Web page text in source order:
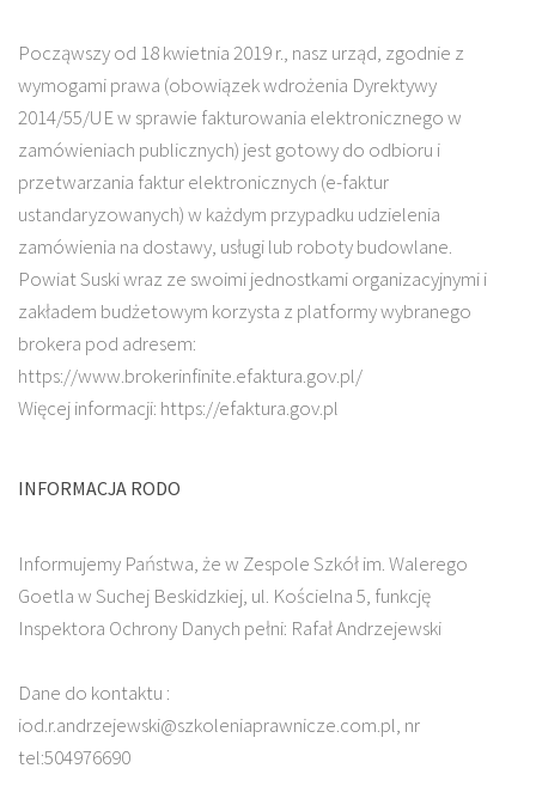
Począwszy od 18 kwietnia 2019 r., nasz urząd, zgodnie z
wymogami prawa (obowiązek wdrożenia Dyrektywy
2014/55/UE w sprawie fakturowania elektronicznego w
zamówieniach publicznych) jest gotowy do odbioru i
przetwarzania faktur elektronicznych (e-faktur
ustandaryzowanych) w każdym przypadku udzielenia
zamówienia na dostawy, usługi lub roboty budowlane.
Powiat Suski wraz ze swoimi jednostkami organizacyjnymi i
zakładem budżetowym korzysta z platformy wybranego
brokera pod adresem:
https://www.brokerinfinite.efaktura.gov.pl/
Więcej informacji: https://efaktura.gov.pl
INFORMACJA RODO
Informujemy Państwa, że w Zespole Szkół im. Walerego
Goetla w Suchej Beskidzkiej, ul. Kościelna 5, funkcję
Inspektora Ochrony Danych pełni: Rafał Andrzejewski
Dane do kontaktu :
iod.r.andrzejewski@szkoleniaprawnicze.com.pl, nr
tel:504976690